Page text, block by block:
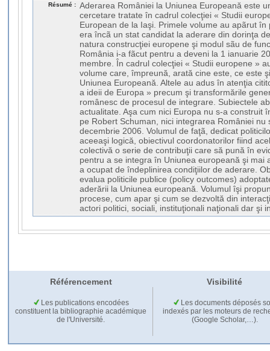
Résumé : Aderarea României la Uniunea Europeană este
cercetare tratate în cadrul colecţiei « Studii
European de la Iaşi. Primele volume au apãrut
era încã un stat candidat la aderare din dorinţa
natura construcţiei europene şi modul sãu de
România i-a fãcut pentru a deveni la 1 ianuarie
membre. În cadrul colecţiei « Studii europene »
volume care, împreună, arată cine este, ce este
Uniunea Europeană. Altele au adus în atenţia
a ideii de Europa » precum şi transformările
românesc de procesul de integrare. Subiectele
actualitate. Aşa cum nici Europa nu s-a construit
pe Robert Schuman, nici integrarea României nu
decembrie 2006. Volumul de faţã, dedicat
aceeaşi logică, obiectivul coordonatorilor fiind
colectivă o serie de contribuţii care să pună în
pentru a se integra în Uniunea europeană şi mai
a ocupat de îndeplinirea condiţiilor de aderare.
evalua politicile publice (policy outcomes)
aderării la Uniunea europeană. Volumul îşi
procese, cum apar şi cum se dezvoltă din
actori politici, sociali, instituţionali naţionali dar şi
Référencement Visibilité
Les publications encodées
constituent la bibliographie académique
de l'Université.
Les documents déposés
indexés par les moteurs de
(Google Scholar,…).